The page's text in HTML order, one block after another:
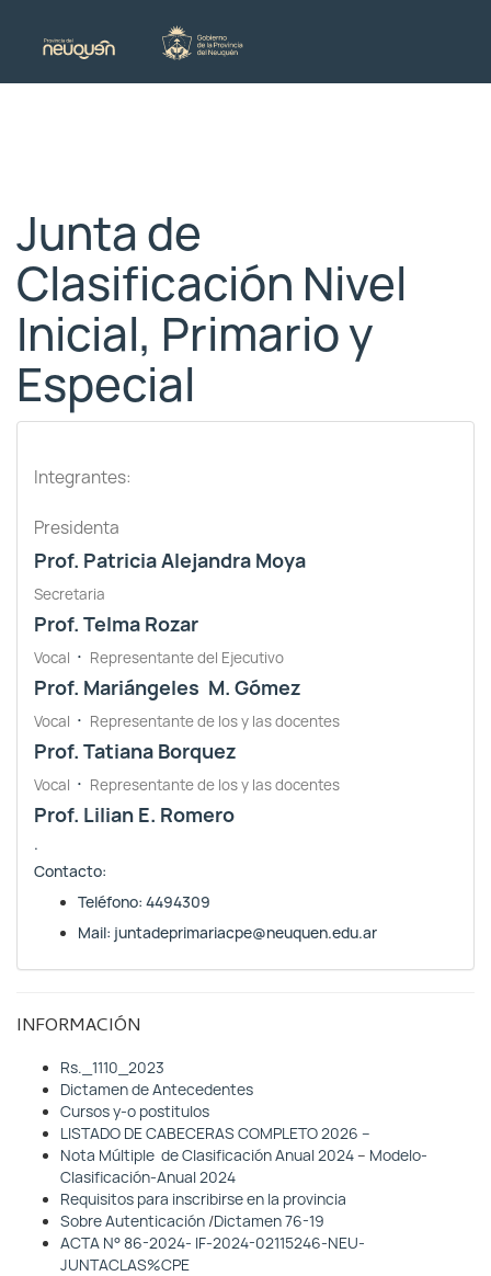
Junta de
Clasificación Nivel
Inicial, Primario y
Especial
Integrantes:
Presidenta
Prof. Patricia Alejandra Moya
Secretaria
Prof. Telma Rozar
Vocal · Representante del Ejecutivo
Prof. Mariángeles M. Gómez
Vocal · Representante de los y las docentes
Prof. Tatiana Borquez
Vocal · Representante de los y las docentes
Prof. Lilian E. Romero
.
Contacto:
Teléfono: 4494309
Mail: juntadeprimariacpe@neuquen.edu.ar
INFORMACIÓN
Rs._1110_2023
Dictamen de Antecedentes
Cursos y-o postitulos
LISTADO DE CABECERAS COMPLETO 2026 –
Nota Múltiple de Clasificación Anual 2024– Modelo-
Clasificación-Anual 2024
Requisitos para inscribirse en la provincia
Sobre Autenticación /Dictamen 76-19
ACTA N° 86-2024- IF-2024-02115246-NEU-
JUNTACLAS%CPE